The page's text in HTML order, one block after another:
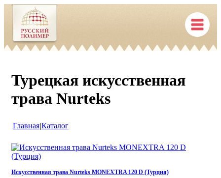
Турецкая искусственная
трава Nurteks
Главная|Каталог
Искусственная трава Nurteks MONEXTRA 120 D (Турция)